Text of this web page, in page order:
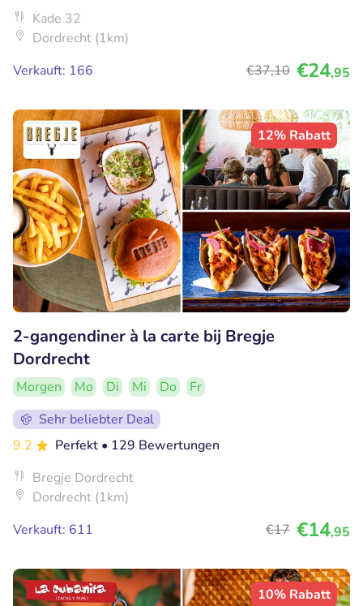
Kade 32
Dordrecht (1km)
Verkauft: 166
€37,10 €24,95
12% Rabatt
2-gangendiner à la carte bij Bregje
Dordrecht
Morgen Mo Di Mi Do
Fr
Sehr beliebter Deal
9.2
Perfekt • 129 Bewertungen
Bregje Dordrecht
Dordrecht (1km)
Verkauft: 611
€17 €14,95
10% Rabatt